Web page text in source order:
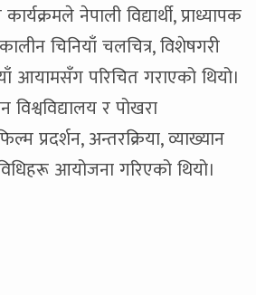
नेपाली विद्यार्थी, प्राध्यापक
चिनियाँ चलचित्र, विशेषगरी
आयामसँग परिचित गराएको थियो।
विश्वविद्यालय र पोखरा
प्रदर्शन, अन्तरक्रिया, व्याख्यान
आयोजना गरिएको थियो।